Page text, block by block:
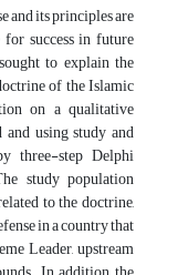
and its principles are
success in future
to explain the
of the Islamic
on a qualitative
using study and
three-step Delphi
study population
to the doctrine,
in a country that
Leader, upstream